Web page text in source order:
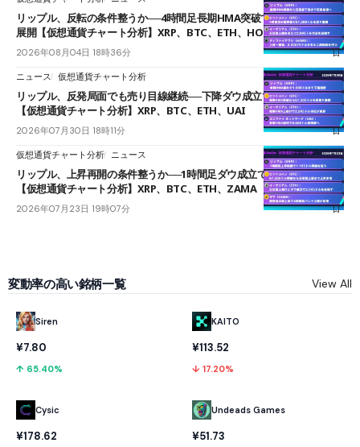
リップル、反転の条件整うか──4時間足長期HMA突破で雲下端を目指す
展開【仮想通貨チャート分析】XRP、BTC、ETH、HOME
2026年08月04日 18時36分
ニュース 仮想通貨チャート分析
リップル、反発局面でも売り目線継続──下降ダウ成立で下値追う展開
【仮想通貨チャート分析】XRP、BTC、ETH、UAI
2026年07月30日 18時11分
仮想通貨チャート分析 ニュース
リップル、上昇再開の条件整うか──1時間足ダウ成立で1.185ドルを狙う
【仮想通貨チャート分析】XRP、BTC、ETH、ZAMA
2026年07月23日 19時07分
変動率の高い銘柄一覧 View All
Siren
¥7.80
↑ 65.40%
Cysic
¥178.62
KAITO
¥113.52
↓ 17.20%
Undeads Games
¥51.73